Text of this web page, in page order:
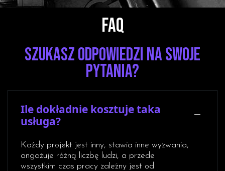
FAQ
Szukasz odpowiedzi na swoje
pytania?
Ile dokładnie kosztuje taka
usługa?
Każdy projekt jest inny, stawia inne wyzwania,
angażuje różną liczbę ludzi, a przede
wszystkim czas pracy zależny jest od